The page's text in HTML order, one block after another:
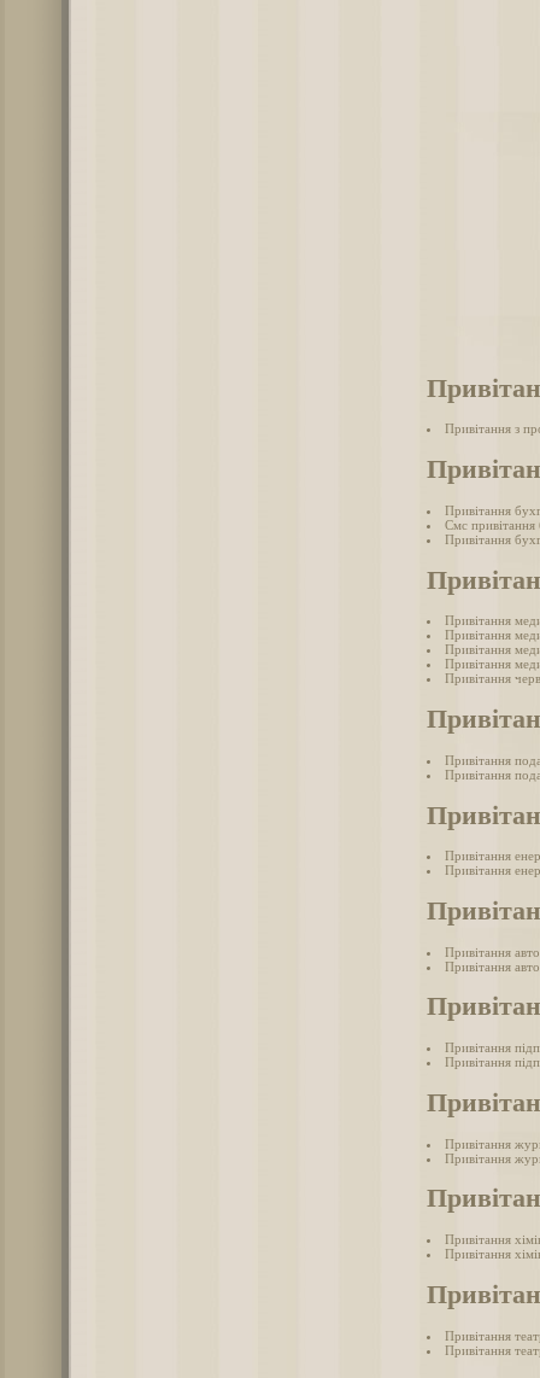
Привітання з
Привітання
Смс привітання
Привітання
Привітання
Привітання
Привітання
Привітання
Привітання
Привітання
Привітання
Привітання
Привітання
Привітання
Привітання
Привітання
Привітання
Привітання
Привітання
Привітання
Привітання
Привітання
Привітання